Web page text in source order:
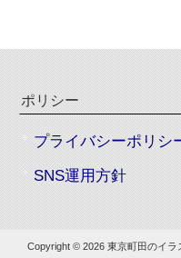
ポリシー
プライバシーポリシ
SNS運用方針
Copyright © 2026 東京町田のイラ